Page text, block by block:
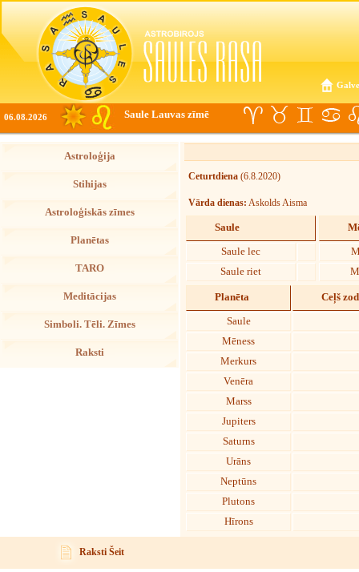
06.08.2026 Saule Lauvas zīmē
Astroloģija
Stihijas
Astroloģiskās zīmes
Planētas
TARO
Meditācijas
Simboli. Tēli. Zīmes
Raksti
Ceturtdiena (6.8.2020)
Vārda dienas: Askolds Aisma
Saule
Saule lec
Saule riet
Planēta Ceļš
Saule
Mēness
Merkurs
Venēra
Marss
Jupiters
Saturns
Urāns
Neptūns
Plutons
Hīrons
Raksti Šeit